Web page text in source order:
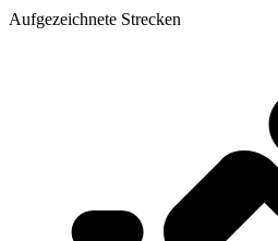
Aufgezeichnete Strecken